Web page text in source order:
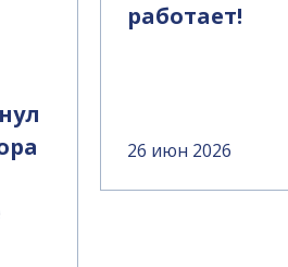
работает!
26 июн 2026